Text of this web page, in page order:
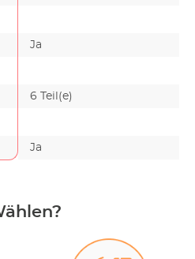
Ja
6 Teil(e)
Ja